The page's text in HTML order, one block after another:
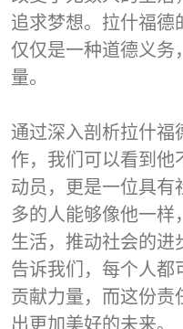
追求梦想。拉什福
仅仅是一种道德义务
量。
通过深入剖析拉什
作，我们可以看到
动员，更是一位具
多的人能够像他一
生活，推动社会的
告诉我们，每个人
贡献力量，而这份
出更加美好的未来。